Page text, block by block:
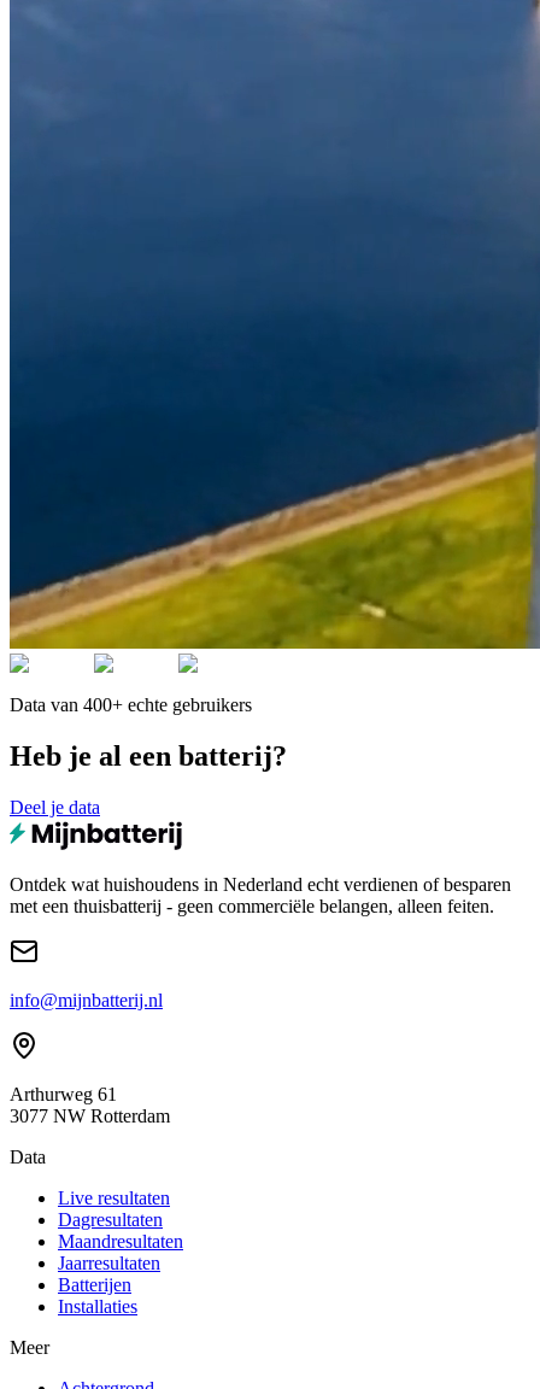
Data van 400+ echte gebruikers
Heb je al een batterij?
Deel je data
Ontdek wat huishoudens in Nederland echt verdienen of besparen
met een thuisbatterij - geen commerciële belangen, alleen feiten.
info@mijnbatterij.nl
Arthurweg 61
3077 NW Rotterdam
Data
Live resultaten
Dagresultaten
Maandresultaten
Jaarresultaten
Batterijen
Installaties
Meer